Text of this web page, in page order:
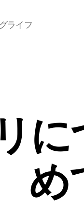
ライフ
め